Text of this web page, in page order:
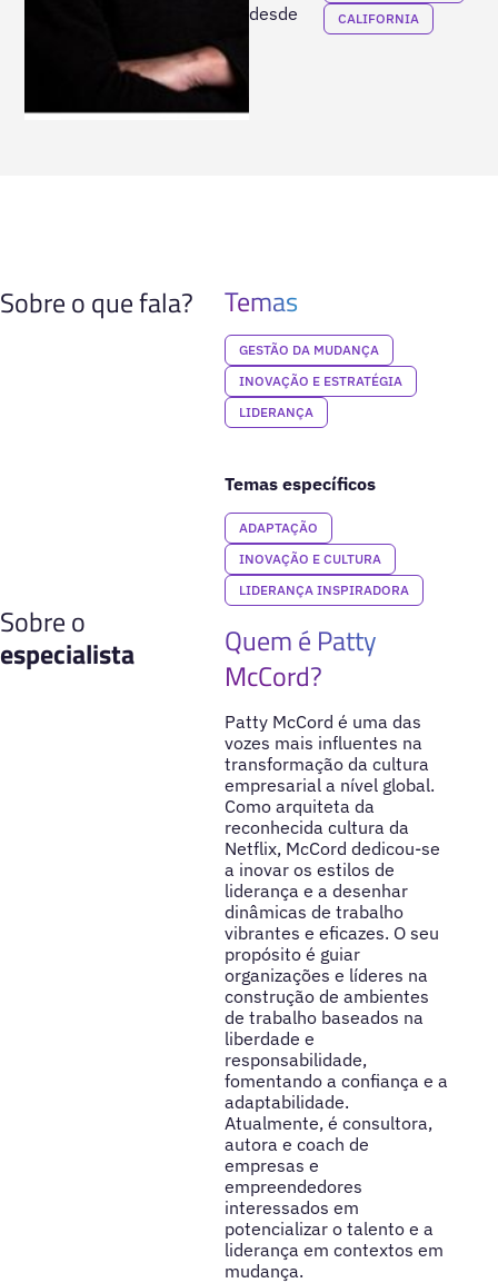
desde
CALIFORNIA
Sobre o que fala? Temas
GESTÃO DA MUDANÇA
INOVAÇÃO E ESTRATÉGIA
LIDERANÇA
Temas específicos
ADAPTAÇÃO
INOVAÇÃO E CULTURA
LIDERANÇA INSPIRADORA
Sobre o
especialista
Quem é Patty
McCord?
Patty McCord é uma das
vozes mais influentes na
transformação da cultura
empresarial a nível global.
Como arquiteta da
reconhecida cultura da
Netflix, McCord dedicou-se
a inovar os estilos de
liderança e a desenhar
dinâmicas de trabalho
vibrantes e eficazes. O seu
propósito é guiar
organizações e líderes na
construção de ambientes
de trabalho baseados na
liberdade e
responsabilidade,
fomentando a confiança e a
adaptabilidade.
Atualmente, é consultora,
autora e coach de
empresas e
empreendedores
interessados em
potencializar o talento e a
liderança em contextos em
mudança.